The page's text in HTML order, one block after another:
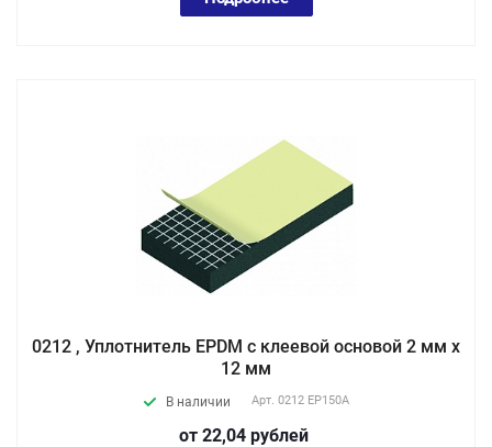
0212 , Уплотнитель EPDM с клеевой основой 2 мм х
12 мм
В наличии Арт. 0212 EP150А
от 22,04 рублей